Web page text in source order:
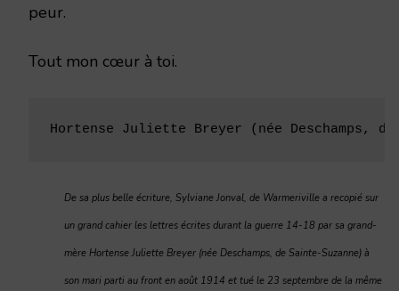
peur.
Tout mon cœur à toi.
Hortense Juliette Breyer (née Deschamps,
De sa plus belle écriture, Sylviane Jonval, de Warmeriville a recopié sur
un grand cahier les lettres écrites durant la guerre 14-18 par sa grand-
mère Hortense Juliette Breyer (née Deschamps, de Sainte-Suzanne) à
son mari parti au front en août 1914 et tué le 23 septembre de la même